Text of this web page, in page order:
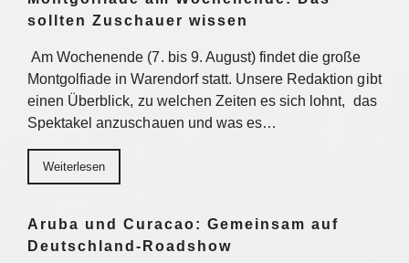
sollten Zuschauer wissen
Am Wochenende (7. bis 9. August) findet die große
Montgolfiade in Warendorf statt. Unsere Redaktion gibt
einen Überblick, zu welchen Zeiten es sich lohnt, das
Spektakel anzuschauen und was es…
Weiterlesen
Aruba und Curacao: Gemeinsam auf
Deutschland-Roadshow